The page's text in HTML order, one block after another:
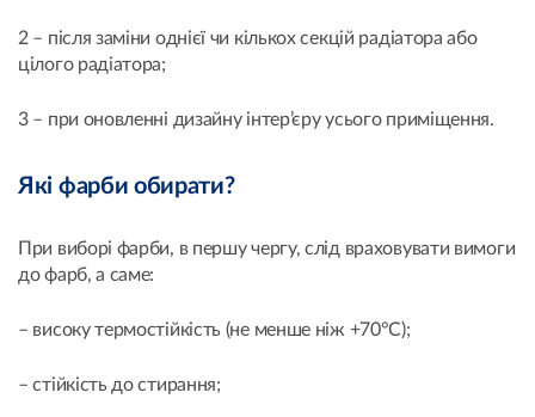
2 – після заміни однієї чи кількох секцій радіатора або
цілого радіатора;
3 – при оновленні дизайну інтер’єру усього приміщення.
Які фарби обирати?
При виборі фарби, в першу чергу, слід враховувати вимоги
до фарб, а саме:
– високу термостійкість (не менше ніж +70°С);
– стійкість до стирання;